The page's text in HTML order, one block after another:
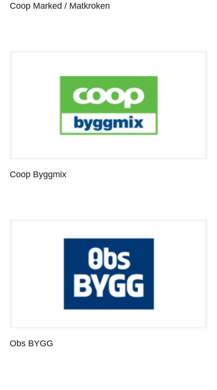
Coop Marked / Matkroken
Coop Byggmix
Obs BYGG